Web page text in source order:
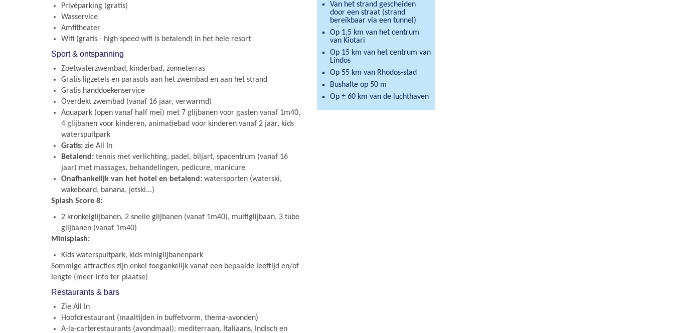
Privéparking (gratis)
Wasservice
Amfitheater
Wifi (gratis - high speed wifi is betalend) in het hele resort
Sport & ontspanning
Zoetwaterzwembad, kinderbad, zonneterras
Gratis ligzetels en parasols aan het zwembad en aan het strand
Gratis handdoekenservice
Overdekt zwembad (vanaf 16 jaar, verwarmd)
Aquapark (open vanaf half mei) met 7 glijbanen voor gasten vanaf 1m40,
4 glijbanen voor kinderen, animatiebad voor kinderen vanaf 2 jaar, kids
waterspuitpark
Gratis: zie All In
Betalend: tennis met verlichting, padel, biljart, spacentrum (vanaf 16
jaar) met massages, behandelingen, pedicure, manicure
Onafhankelijk van het hotel en betalend: watersporten (waterski,
wakeboard, banana, jetski...)
Splash Score 8:
2 kronkelglijbanen, 2 snelle glijbanen (vanaf 1m40), multiglijbaan, 3 tube
glijbanen (vanaf 1m40)
Minisplash:
Kids waterspuitpark, kids miniglijbanenpark
Sommige attracties zijn enkel toegankelijk vanaf een bepaalde leeftijd en/of
lengte (meer info ter plaatse)
Restaurants & bars
Zie All In
Hoofdrestaurant (maaltijden in buffetvorm, thema-avonden)
A-la-carterestaurants (avondmaal): mediterraan, Italiaans, Indisch en
Van het strand gescheiden
door een straat (strand
bereikbaar via een tunnel)
Op 1,5 km van het centrum
van Kiotari
Op 15 km van het centrum van
Lindos
Op 55 km van Rhodos-stad
Bushalte op 50 m
Op ± 60 km van de luchthaven